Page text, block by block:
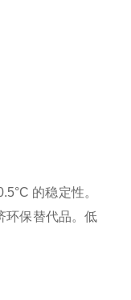
的稳定性。
环保替代品。低